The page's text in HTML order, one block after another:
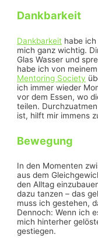
Dankbarkeit
Dankbarkeit habe
mich ganz wichtig.
Glas Wasser und
habe ich von
Mentoring Society
ich immer wieder
vor dem Essen, wo
teilen.
ist, hilft mir immens
Bewegung
In den Momenten
aus dem
den Alltag
dazu tanzen – das
muss ich gestehen,
Dennoch: Wenn ich
mich hinterher
gestiegen.